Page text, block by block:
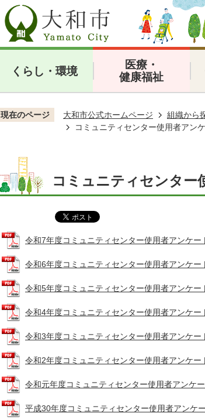
くらし・環境
医療・
健康福祉
現在のページ 大和市公式ホームページ 組織から
コミュニティセンター使用者アン
コミュニティセンター
令和7年度コミュニティセンター使用者アンケ
令和6年度コミュニティセンター使用者アンケ
令和5年度コミュニティセンター使用者アンケ
令和4年度コミュニティセンター使用者アンケ
令和3年度コミュニティセンター使用者アンケ
令和2年度コミュニティセンター使用者アンケ
令和元年度コミュニティセンター使用者アンケ
平成30年度コミュニティセンター使用者アンケ